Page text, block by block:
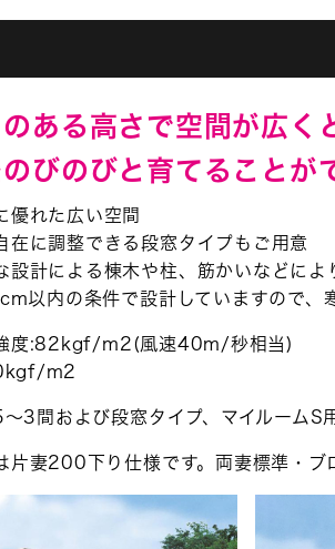
ある高さで空間が広く
びのびと育てることが
優れた広い空間
在に調整できる段窓タイプもご用意
計による棟木や柱、筋かいなどによ
以内の条件で設計していますので、
度:82kgf/m2(風速40m/秒相当)
m2
3間および段窓タイプ、マイルームS
片妻200下り仕様です。両妻標準・ブ